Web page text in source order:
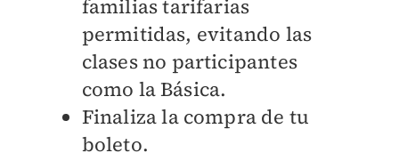
familias tarifarias
permitidas, evitando las
clases no participantes
como la Básica.
Finaliza la compra de tu
boleto.